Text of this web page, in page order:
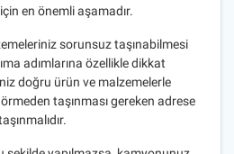
en önemli aşamadır.
sorunsuz taşınabilmesi
adımlarına özellikle dikkat
doğru ürün ve malzemelerle
taşınması gereken adrese